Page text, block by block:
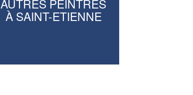
AUTRES PEINTRES
À SAINT-ETIENNE